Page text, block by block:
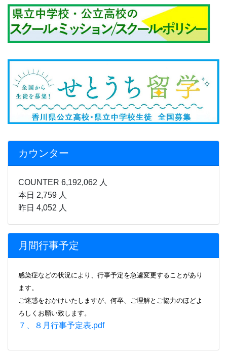
カウンター
本日 2,759 人
昨日 4,052 人
月間行事予定
感染症などの状況により、行事
ろしくお願い致します。
７、８月行事予定表.pdf
香川県立高松南高等学校
〒761-8084
高松市一宮町531番地
アクセスマップ
へのリンク
TEL：(087)885-1131
E-mail